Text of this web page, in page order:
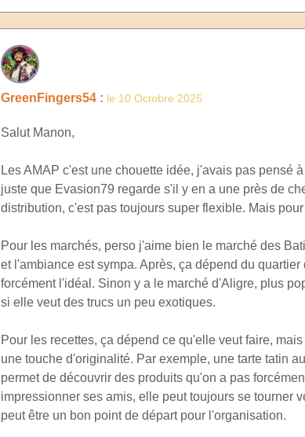
GreenFingers54 : le 10 Octobre 2025
Salut Manon,
Les AMAP c'est une chouette idée, j'avais pas pensé
juste que Evasion79 regarde s'il y en a une près de
distribution, c'est pas toujours super flexible. Mais
Pour les marchés, perso j'aime bien le marché des
et l'ambiance est sympa. Après, ça dépend du
forcément l'idéal. Sinon y a le marché d'Aligre, plus
si elle veut des trucs un peu exotiques.
Pour les recettes, ça dépend ce qu'elle veut faire,
une touche d'originalité. Par exemple, une tarte tatin
permet de découvrir des produits qu'on a pas
impressionner ses amis, elle peut toujours se tourner
peut être un bon point de départ pour l'organisation.